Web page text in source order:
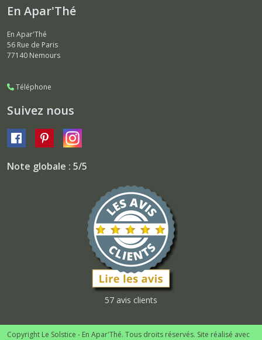
En Apar'Thé
En Apar'Thé
56 Rue de Paris
77140 Nemours
Téléphone
Suivez nous
Note globale : 5/5
57 avis clients
Copyright Le Solstice - En Apar'Thé. Tous droits réservés. Site réalisé avec